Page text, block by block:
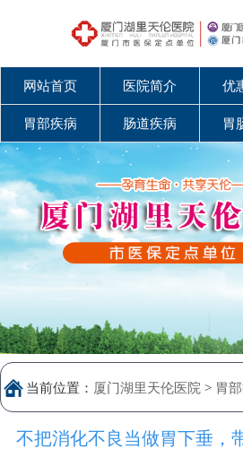
网站首页 医院简介 优
胃部疾病 肠道疾病 胃
当前位置： 厦门湖里天伦医院 > 胃
不把消化不良当做胃下垂，